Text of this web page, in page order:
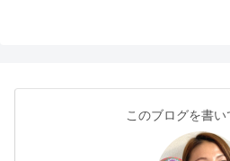
このブログを書い